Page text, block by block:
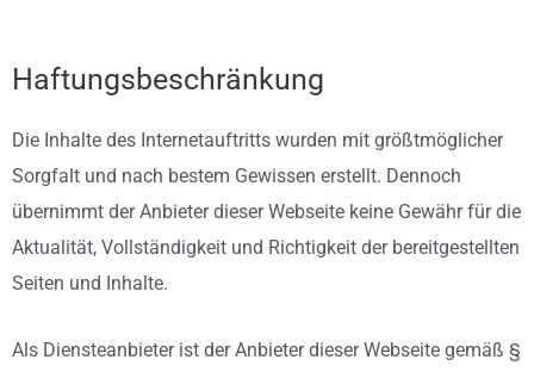
Haftungsbeschränkung
Die Inhalte des Internetauftritts wurden mit größtmöglicher
Sorgfalt und nach bestem Gewissen erstellt. Dennoch
übernimmt der Anbieter dieser Webseite keine Gewähr für die
Aktualität, Vollständigkeit und Richtigkeit der bereitgestellten
Seiten und Inhalte.
Als Diensteanbieter ist der Anbieter dieser Webseite gemäß §